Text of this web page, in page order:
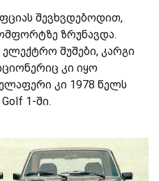
შევხვდებოდით,
ზრუნავდა.
ელექტრო შუშები, კარგი
კი იყო
კი 1978 წელს
1-ში.